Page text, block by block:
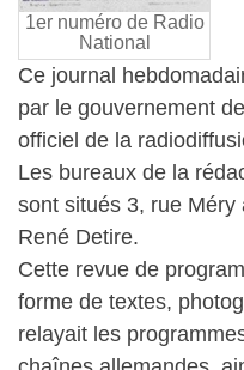
1er numéro de Radio
National
Ce journal
par le gouvernement
officiel de la
Les bureaux de la
sont situés 3, rue
René Detire.
Cette revue de
forme de textes,
relayait les